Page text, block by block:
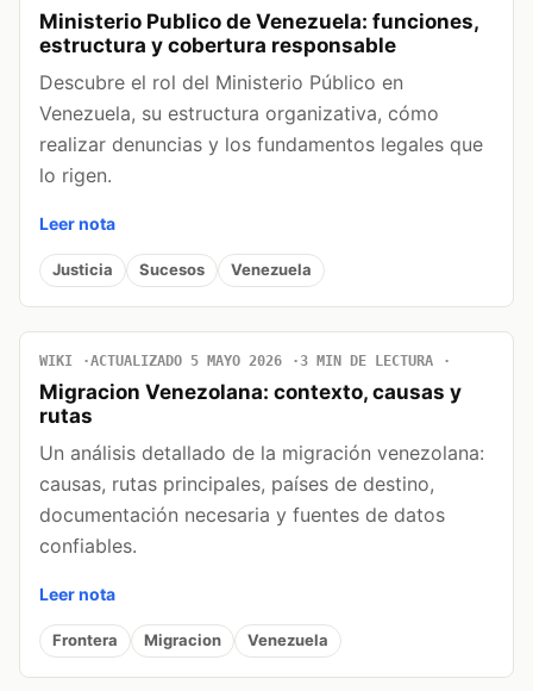
Ministerio Publico de Venezuela: funciones,
estructura y cobertura responsable
Descubre el rol del Ministerio Público en
Venezuela, su estructura organizativa, cómo
realizar denuncias y los fundamentos legales que
lo rigen.
Leer nota
Justicia Sucesos Venezuela
WIKI ACTUALIZADO 5 MAYO 2026 3 MIN DE LECTURA
Migracion Venezolana: contexto, causas y
rutas
Un análisis detallado de la migración venezolana:
causas, rutas principales, países de destino,
documentación necesaria y fuentes de datos
confiables.
Leer nota
Frontera Migracion Venezuela